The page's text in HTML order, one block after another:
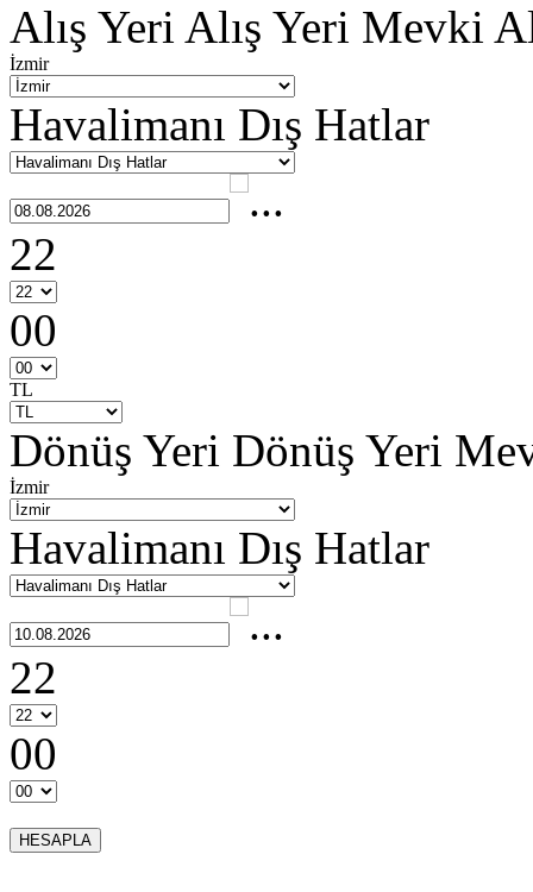
Alış Yeri Alış Yeri Mevki
İzmir
Havalimanı Dış Hatlar
22
00
TL
Dönüş Yeri Dönüş Yeri
İzmir
Havalimanı Dış Hatlar
22
00